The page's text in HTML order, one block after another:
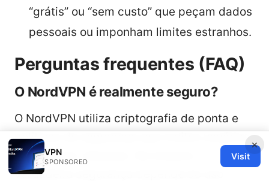
“grátis” ou “sem custo” que peçam dados
pessoais ou imponham limites estranhos.
Perguntas frequentes (FAQ)
O NordVPN é realmente seguro?
O NordVPN utiliza criptografia de ponta e
políticas de segurança que muitos usuários
consideram robustas. No entanto, a
verdadeira segurança depende do uso
×
VPN
SPONSORED
Visit